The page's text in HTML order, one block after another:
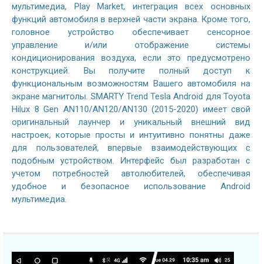
мультимедиа, Play Market, интеграция всех основных
функций автомобиля в верхней части экрана. Кроме того,
головное устройство обеспечивает сенсорное
управление и/или отображение системы
кондиционирования воздуха, если это предусмотрено
конструкцией. Вы получите полный доступ к
функциональным возможностям Вашего автомобиля на
экране магнитолы. SMARTY Trend Tesla Android для Toyota
Hilux 8 Gen AN110/AN120/AN130 (2015-2020) имеет свой
оригинальный лаунчер и уникальный внешний вид
настроек, которые просты и интуитивно понятны даже
для пользователей, впервые взаимодействующих с
подобным устройством. Интерфейс был разработан с
учетом потребностей автолюбителей, обеспечивая
удобное и безопасное использование Android
мультимедиа.